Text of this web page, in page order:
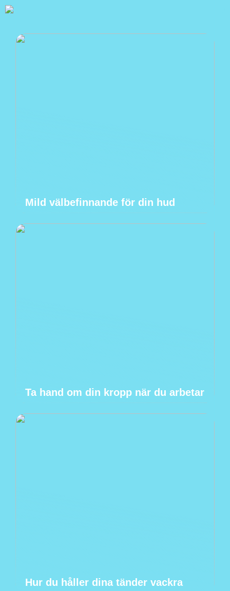
Mild välbefinnande för din hud
Ta hand om din kropp när du arbetar
Hur du håller dina tänder vackra